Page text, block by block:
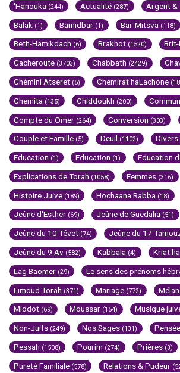
'Hanouka (244) Actualité (287) Argent &
Balak (1) Bamidbar (1) Bar-Mitsva (118)
Beth-Hamikdach (6) Brakhot (1520)
Cacheroute (3703) Chabbath (2429)
Chémini Atseret (5) Chemirat haLachone
Chemita (135) Chiddoukh (200)
Compte du Omer (264) Conversion (303)
Couple et Famille (5) Deuil (1102) Divers
Education (1) Education (1) Education
Explications de Torah (1058) Femmes (316)
Histoire Juive (189) Hochaana Rabba (18)
Jeûne d'Esther (69) Jeûne de Guedalia (51)
Jeûne du 10 Tévet (74) Jeûne du 17
Jeûne du 9 Av (582) Kabbala (4) Kriat
Lag Baomer (29) Le sens des prénoms
Limoud Torah (371) Mariage (772)
Middot (69) Moussar (154) Musique
Non-Juifs (249) Nos Sages (131)
Pessah (1508) Pourim (274) Prières (3)
Pureté Familiale (578) Relations & Pudeur